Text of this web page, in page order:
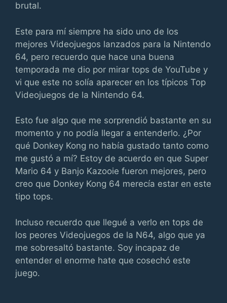
brutal.
Este para mí siempre ha sido uno de los
mejores Videojuegos lanzados para la Nintendo
64, pero recuerdo que hace una buena
temporada me dio por mirar tops de YouTube y
vi que este no solía aparecer en los típicos Top
Videojuegos de la Nintendo 64.
Esto fue algo que me sorprendió bastante en su
momento y no podía llegar a entenderlo. ¿Por
qué Donkey Kong no había gustado tanto como
me gustó a mí? Estoy de acuerdo en que Super
Mario 64 y Banjo Kazooie fueron mejores, pero
creo que Donkey Kong 64 merecía estar en este
tipo tops.
Incluso recuerdo que llegué a verlo en tops de
los peores Videojuegos de la N64, algo que ya
me sobresaltó bastante. Soy incapaz de
entender el enorme hate que cosechó este
juego.